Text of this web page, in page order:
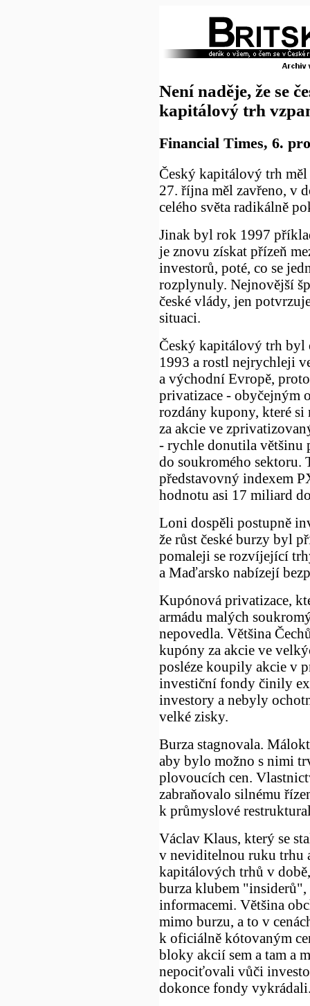
Není naděje, že se
kapitálový trh
Financial Times, 6.
Český kapitálový trh měl
27. října měl zavřeno, v
celého světa radikálně
Jinak byl rok 1997
je znovu získat přízeň
investorů, poté, co se
rozplynuly. Nejnovější
české vlády, jen
situaci.
Český kapitálový trh byl
1993 a rostl nejrychleji
a východní Evropě,
privatizace - obyčejným
rozdány kupony, které
za akcie ve
- rychle donutila většinu
do soukromého sektoru.
představovný indexem
hodnotu asi 17 miliard
Loni dospěli postupně
že růst české burzy byl
pomaleji se rozvíjející
a Maďarsko nabízejí
Kupónová privatizace,
armádu malých
nepovedla. Většina
kupóny za akcie ve
posléze koupily akcie v
investiční fondy činily
investory a nebyly
velké zisky.
Burza stagnovala.
aby bylo možno s nimi
plovoucích cen.
zabraňovalo silnému
k průmyslové
Václav Klaus, který se
v neviditelnou ruku trhu
kapitálových trhů v
burza klubem
informacemi. Většina
mimo burzu, a to v
k oficiálně kótovaným
bloky akcií sem a tam a
nepociťovali vůči
dokonce fondy